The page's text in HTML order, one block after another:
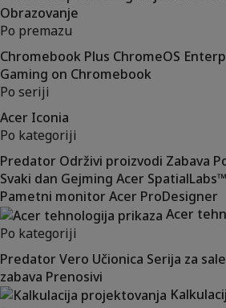
Obrazovanje
Po premazu
Chromebook Plus ChromeOS
Gaming on Chromebook
Po seriji
Acer Iconia
Po kategoriji
Predator Održivi proizvodi Zabava
Svaki dan Gejming Acer SpatialLabs™
Pametni monitor Acer ProDesigner
Acer
Po kategoriji
Predator Vero Učionica Serija za
zabava Prenosivi